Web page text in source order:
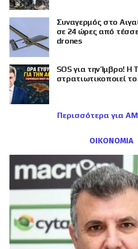
Συναγερμός στο
σε 24 ώρες από
drones
SOS για την Ίμβρο! Η
στρατιωτικοποιεί το
Περισσότερα για
ΟΙΚΟΝΟΜΙΑ